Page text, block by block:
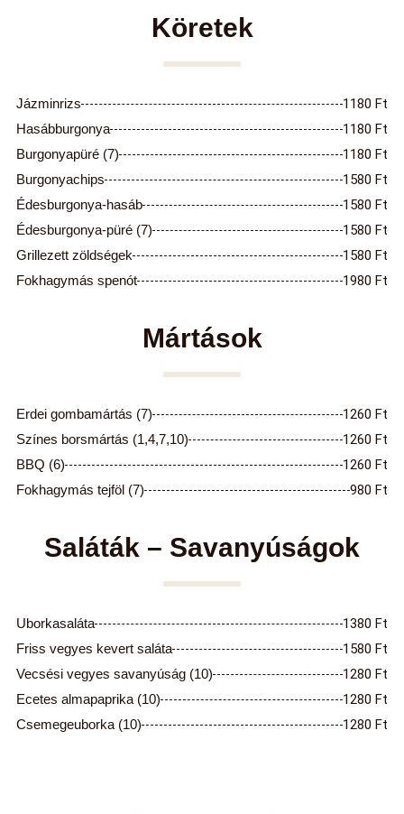
Köretek
Jázminrizs 1180 Ft
Hasábburgonya 1180 Ft
Burgonyapüré (7) 1180 Ft
Burgonyachips 1580 Ft
Édesburgonya-hasáb 1580 Ft
Édesburgonya-püré (7) 1580 Ft
Grillezett zöldségek 1580 Ft
Fokhagymás spenót 1980 Ft
Mártások
Erdei gombamártás (7) 1260 Ft
Színes borsmártás (1,4,7,10) 1260 Ft
BBQ (6) 1260 Ft
Fokhagymás tejföl (7) 980 Ft
Saláták – Savanyúságok
Uborkasaláta 1380 Ft
Friss vegyes kevert saláta 1580 Ft
Vecsési vegyes savanyúság (10) 1280 Ft
Ecetes almapaprika (10) 1280 Ft
Csemegeuborka (10) 1280 Ft